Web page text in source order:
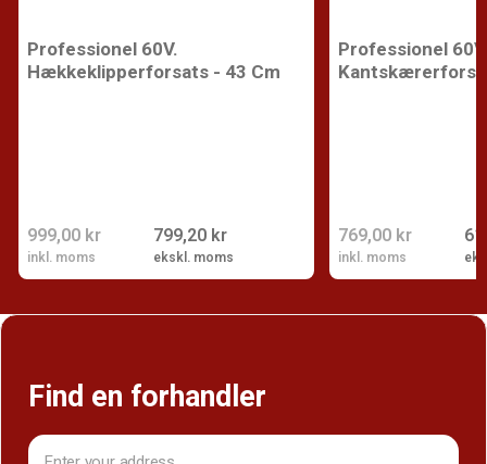
Professionel 60V.
Hækkeklipperforsats - 43 Cm
799,20 kr
ekskl. moms
999,00 kr
inkl. moms
Professionel
769,00 kr
inkl. moms
Find en forhandler